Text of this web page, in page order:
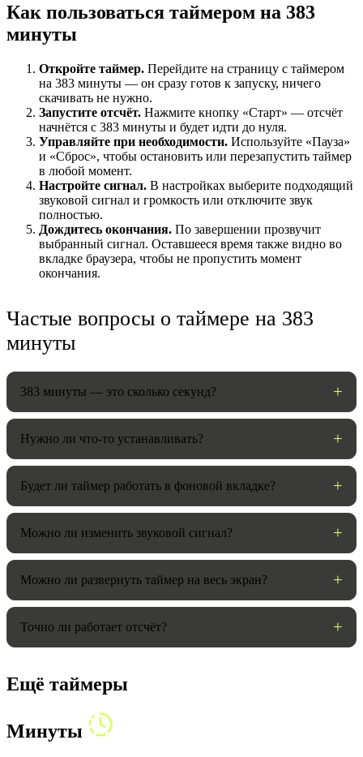
НАСТРОЙКИ
Звуки:
Громкость:
Как пользоваться таймером на 383
минуты
Откройте таймер. Перейдите на страницу с таймером
на 383 минуты — он сразу готов к запуску, ничего
скачивать не нужно.
Запустите отсчёт. Нажмите кнопку «Старт» — отсчёт
начнётся с 383 минуты и будет идти до нуля.
Управляйте при необходимости. Используйте «Пауза»
и «Сброс», чтобы остановить или перезапустить таймер
в любой момент.
Настройте сигнал. В настройках выберите подходящий
звуковой сигнал и громкость или отключите звук
полностью.
Дождитесь окончания. По завершении прозвучит
выбранный сигнал. Оставшееся время также видно во
вкладке браузера, чтобы не пропустить момент
окончания.
Частые вопросы о таймере на 383
минуты
383 минуты — это сколько секунд?
Нужно ли что-то устанавливать?
Будет ли таймер работать в фоновой вкладке?
Можно ли изменить звуковой сигнал?
Можно ли развернуть таймер на весь экран?
Точно ли работает отсчёт?
Ещё таймеры
Минуты